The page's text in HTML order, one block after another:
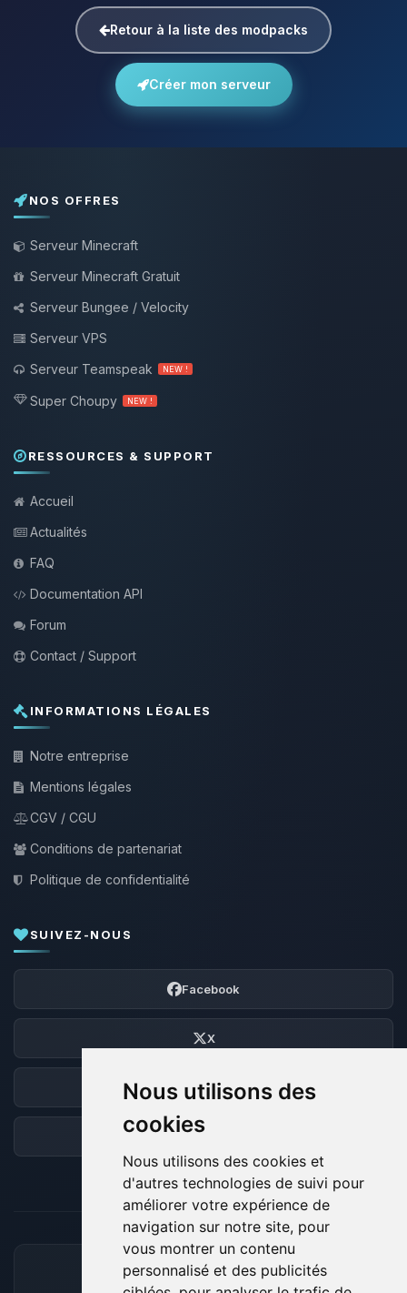
Nous utilisons des
cookies
Nous utilisons des cookies et
d'autres technologies de suivi pour
améliorer votre expérience de
navigation sur notre site, pour
vous montrer un contenu
personnalisé et des publicités
Retour à la liste des modpacks
Créer mon serveur
NOS OFFRES
Serveur Minecraft
Serveur Minecraft Gratuit
Serveur Bungee / Velocity
Serveur VPS
Serveur Teamspeak
NEW !
Super Choupy NEW !
RESSOURCES & SUPPORT
Accueil
Actualités
FAQ
Documentation API
Forum
Contact / Support
INFORMATIONS LÉGALES
Notre entreprise
Mentions légales
CGV / CGU
Conditions de partenariat
Politique de confidentialité
SUIVEZ-NOUS
Facebook
X
Discord
Forum
MOYENS DE PAIEMENT ACCEPTÉS